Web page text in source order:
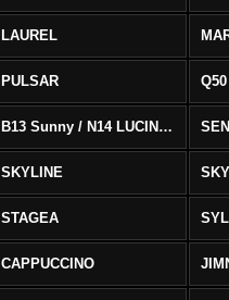
LAUREL
PULSAR Q50
B13 Sunny / N14 LUCINO / SENTRA 331
SKYLINE
STAGEA
CAPPUCCINO